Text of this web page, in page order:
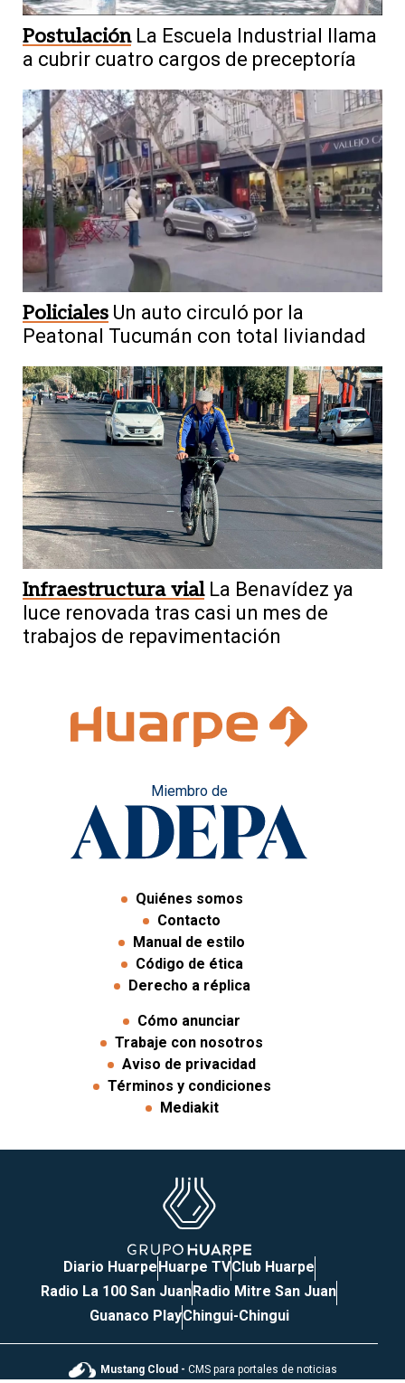
Postulación La Escuela Industrial llama
a cubrir cuatro cargos de preceptoría
Policiales Un auto circuló por la
Peatonal Tucumán con total liviandad
Infraestructura vial La Benavídez ya
luce renovada tras casi un mes de
trabajos de repavimentación
Miembro de
Quiénes somos
Contacto
Manual de estilo
Código de ética
Derecho a réplica
Cómo anunciar
Trabaje con nosotros
Aviso de privacidad
Términos y condiciones
Mediakit
Diario HuarpeHuarpe TVClub Huarpe
Radio La 100 San JuanRadio Mitre San Juan
Guanaco PlayChingui-Chingui
Mustang Cloud - CMS para portales de noticias